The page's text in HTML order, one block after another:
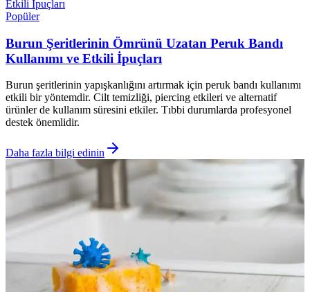
Popüler
Burun Şeritlerinin Ömrünü Uzatan Peruk Bandı
Kullanımı ve Etkili İpuçları
Burun şeritlerinin yapışkanlığını artırmak için peruk bandı kullanımı
etkili bir yöntemdir. Cilt temizliği, piercing etkileri ve alternatif
ürünler de kullanım süresini etkiler. Tıbbi durumlarda profesyonel
destek önemlidir.
Daha fazla bilgi edinin